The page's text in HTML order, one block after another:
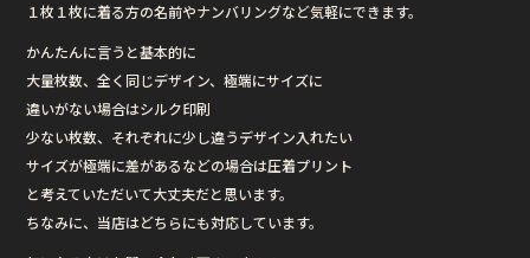
１枚１枚に着る方の名前やナンバリングなど気軽にできます。
かんたんに言うと基本的に
大量枚数、全く同じデザイン、極端にサイズに
違いがない場合はシルク印刷
少ない枚数、それぞれに少し違うデザイン入れたい
サイズが極端に差があるなどの場合は圧着プリント
と考えていただいて大丈夫だと思います。
ちなみに、当店はどちらにも対応しています。